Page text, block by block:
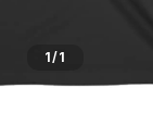
1/1